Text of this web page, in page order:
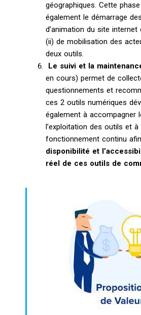
géographiques. Cette
également le démarrage
d’animation du site
(ii) de mobilisation des
deux outils.
Le suivi et la
en cours) permet de
questionnements et
ces 2 outils numériques
également à accompagner
l’exploitation des outils et
fonctionnement continu
disponibilité et
réel de ces outils de